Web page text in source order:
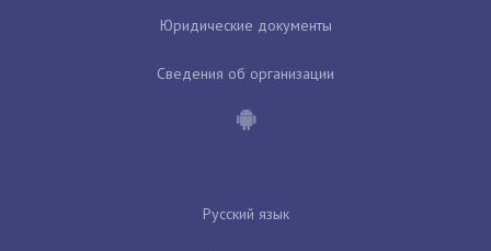
Юридические документы
Сведения об организации
Русский язык